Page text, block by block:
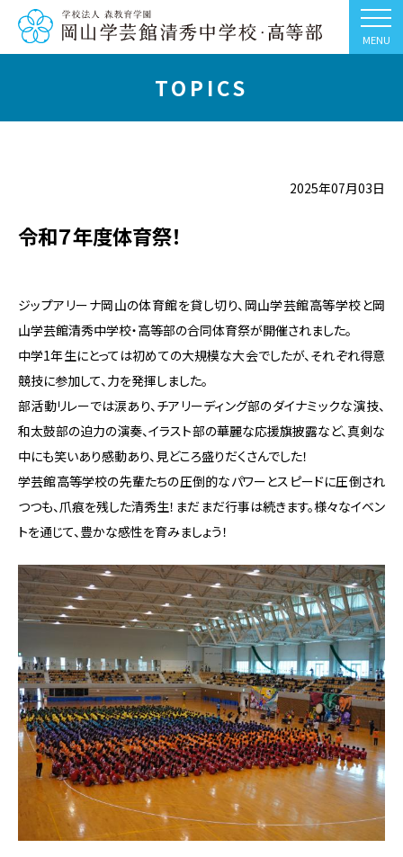
MENU
TOPICS
2025年07月03日
令和７年度体育祭！
ジップアリーナ岡山の体育館を貸し切り、岡山学芸館高等学校と岡
山学芸館清秀中学校・高等部の合同体育祭が開催されました。
中学1年生にとっては初めての大規模な大会でしたが、それぞれ得意
競技に参加して、力を発揮しました。
部活動リレーでは涙あり、チアリーディング部のダイナミックな演技、
和太鼓部の迫力の演奏、イラスト部の華麗な応援旗披露など、真剣な
中にも笑いあり感動あり、見どころ盛りだくさんでした！
学芸館高等学校の先輩たちの圧倒的なパワーとスピードに圧倒され
つつも、爪痕を残した清秀生！まだまだ行事は続きます。様々なイベン
トを通じて、豊かな感性を育みましょう！